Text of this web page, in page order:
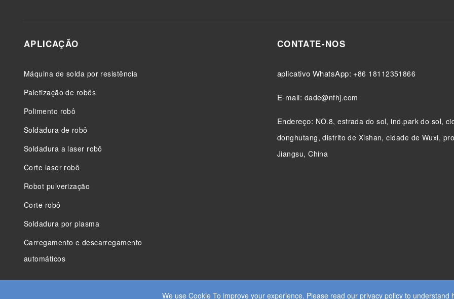
We use Cookie To improve your experience. Please read our privacy policy to understand
APLICAÇÃO
Máquina de solda por resistência
Paletização de robôs
Polimento robô
Soldadura de robô
Soldadura a laser robô
Corte laser robô
Robot pulverização
Corte robô
Soldadura por plasma
Carregamento e descarregamento
automáticos
CONTATE-NOS
aplicativo WhatsApp: +86 18112351866
E-mail: dade@nfhj.com
Endereço: NO.8, estrada do sol, ind.park do sol,
donghutang, distrito de Xishan, cidade de Wuxi,
Jiangsu, China